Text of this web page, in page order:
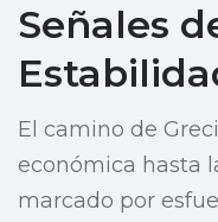
Señales
El camino de
económica hasta
marcado por